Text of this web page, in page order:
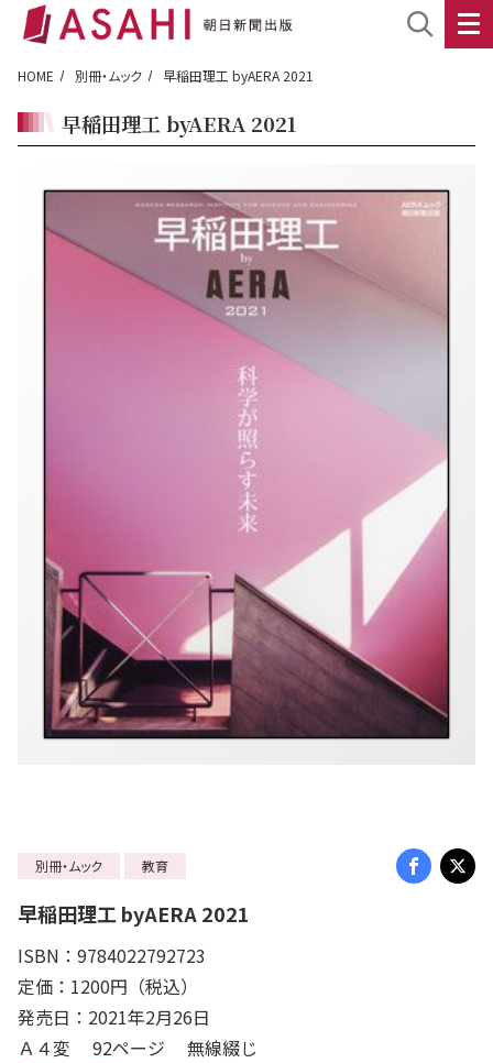
HOME 別冊・ムック 早稲田理工 byAERA 2021
早稲田理工 byAERA 2021
別冊・ムック 教育
早稲田理工 byAERA 2021
ISBN：9784022792723
定価：1200円（税込）
発売日：2021年2月26日
Ａ４変 92ページ 無線綴じ